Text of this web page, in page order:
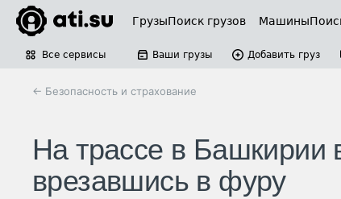
ГрузыПоиск грузов Машины
Все сервисы Ваши грузы Добавить груз
← Безопасность и страхование
На трассе в Башкирии
врезавшись в фуру